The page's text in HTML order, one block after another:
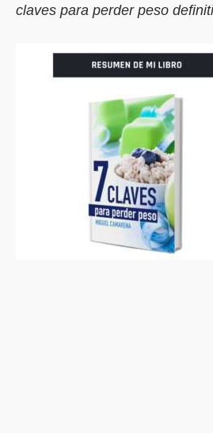
claves para perder peso